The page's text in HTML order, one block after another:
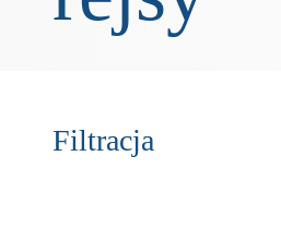
Filtracja